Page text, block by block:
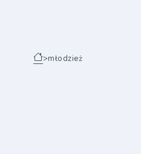
>młodzież